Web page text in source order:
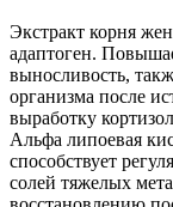
Экстракт корня
адаптоген.
выносливость,
организма после
выработку
Альфа липоевая
способствует
солей тяжелых